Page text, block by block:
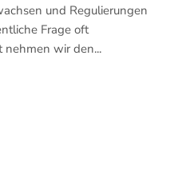
und Regulierungen
Frage oft
wir den...